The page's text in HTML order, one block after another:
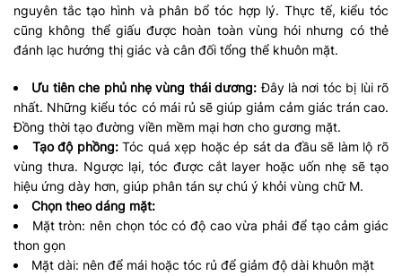
nguyên tắc tạo hình và phân bổ tóc hợp lý. Thực tế, kiểu tóc
cũng không thể giấu được hoàn toàn vùng hói nhưng có thẻ
đánh lạc hướng thị giác và cân đối tổng thể khuôn mặt.
Ưu tiên che phủ nhẹ vùng thái dương:Đây là nơi tóc bị lùi rõ
nhất. Những kiểu tóc có mái rủ sẽ giúp giảm cảm giác trán cao.
Đồng thời tạo đường viền mềm mại hơn cho gương mặt.
Tạo độ phồng:Tóc quá xẹp hoặc ép sát da đầu sẽ làm lộ rõ
vùng thưa. Ngược lại, tóc được cắt layer hoặc uốn nhẹ sẽ tạo
hiệu ứng dày hơn, giúp phân tán sự chú ý khỏi vùng chữ M.
Chọn theo dáng mặt:
Mặt tròn: nên chọn tóc có độ cao vừa phải để tạo cảm giác
thon gọn
Mặt dài: nên để mái hoặc tóc rủ để giảm độ dài khuôn mặt